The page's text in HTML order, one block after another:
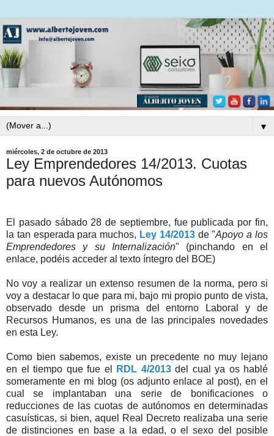
▼
miércoles, 2 de octubre de 2013
Ley Emprendedores 14/2013. Cuotas
para nuevos Autónomos
El pasado sábado 28 de septiembre, fue publicada por fin,
la tan esperada para muchos, Ley 14/2013de "Apoyo a los
Emprendedores y su Internalización" (pinchando en el
enlace, podéis acceder al texto íntegro del BOE)
No voy a realizar un extenso resumen de la norma, pero si
voy a destacar lo que para mi, bajo mi propio punto de vista,
observado desde un prisma del entorno Laboral y de
Recursos Humanos, es una de las principales novedades
en esta Ley.
Como bien sabemos, existe un precedente no muy lejano
en el tiempo que fue el
RDL 4/2013 del cual ya os hablé
someramente en mi blog (os adjunto enlace al post), en el
cual se implantaban una serie de bonificaciones o
reducciones de las cuotas de autónomos en determinadas
casuísticas, si bien, aquel Real Decreto realizaba una serie
de distinciones en base a la edad, o el sexo del posible